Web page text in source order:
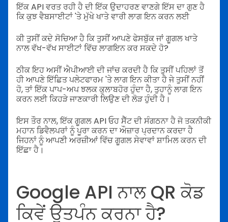
ਇੱਕ API ਵਰਤ ਰਹੀ ਹੈ ਦੀ ਇੱਕ ਉਦਾਹਰਣ ਵਾਣਗੇ ਇੱਸ ਦਾ ਗੁਣ ਹੈ
ਕਿ ਕੁਝ ਵੈਬਸਾਈਟਾਂ 'ਤੇ ਮੁੱਖੇ ਖਾਤੇ ਵਾਰੀ ਲਾਗ ਇਨ ਕਰਨ ਲਈ
ਕੀ ਤੁਸੀਂ ਕਦੇ ਸੋਚਿਆ ਹੈ ਕਿ ਤੁਸੀਂ ਆਪਣੇ ਫੇਸਬੁੱਕ ਜਾਂ ਗੂਗਲ ਖਾਤੇ
ਨਾਲ ਵੱਖ-ਵੱਖ ਸਾਈਟਾਂ ਵਿੱਚ ਲਾਗਇਨ ਕਰ ਸਕਦੇ ਹੋ?
ਠੀਕ ਇਹ ਅਸੀਂ ਐਪੀਆਈ ਦੀ ਜਾਂਚ ਕਰਦੀ ਹੈ ਕਿ ਤੁਸੀਂ ਪਹਿਲਾਂ ਤੋਂ
ਹੀ ਆਪਣੇ ਇੱਛਿਤ ਪਲੇਟਫਾਰਮ 'ਤੇ ਲਾਗ ਇਨ ਕੀਤਾ ਹੈ ਜੇ ਤੁਸੀਂ ਨਹੀਂ
ਹੋ, ਤਾਂ ਇੱਕ ਪਾਪ-ਅਪ ਝਲਕ ਕੁਲਾਬਹੋਰ ਹੁੰਦਾ ਹੈ, ਤੁਹਾਨੂੰ ਲਾਗ ਇਨ
ਕਰਨ ਲਈ ਕਿਹੜੇ ਜਾਣਕਾਰੀ ਲਿਉਣ ਦੀ ਲੋੜ ਹੁੰਦੀ ਹੈ।
ਇਸ ਤੌਰ ਨਾਲ, ਇੱਕ ਗੂਗਲ API ਓਹ ਸੈੱਟ ਦੀ ਸੰਗਠਨਾ ਹੈ ਜੋ ਤਕਨੀਕੀ
ਮਹਾਨ ਡਿਵੈਲਪਰਾਂ ਨੂੰ ਪੂਰਾ ਕਰਨ ਦਾ ਔਜ਼ਾਰ ਪ੍ਰਦਾਨ ਕਰਦਾ ਹੈ
ਜਿਹਨਾਂ ਨੂੰ ਆਪਣੀ ਅਰਜ਼ੀਆਂ ਵਿੱਚ ਗੂਗਲ ਸੇਵਾਵਾਂ ਸ਼ਾਮਿਲ ਕਰਨ ਦੀ
ਇੱਛਾ ਹੈ।
Google API ਨਾਲ QR ਕੋਡ
ਕਿਵੇਂ ਉਤਪੰਨ ਕਰਨਾ ਹੈ?